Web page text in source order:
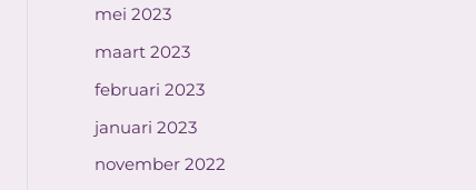
mei 2023
maart 2023
februari 2023
januari 2023
november 2022